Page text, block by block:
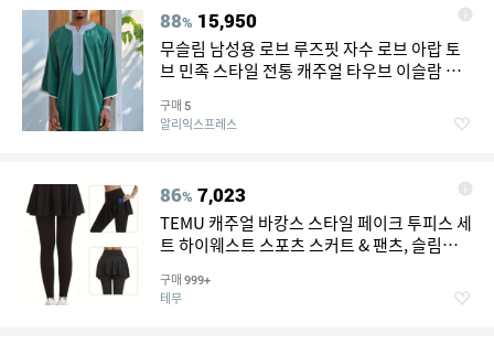
88% 15,950
무슬림 남성용 로브 루즈핏 자수 로브 아랍 토
브 민족 스타일 전통 캐주얼 타우브 이슬람 기
구매 5
알리익스프레스
86% 7,023
TEMU 캐주얼 바캉스 스타일 페이크 투피스 세
트 하이웨스트 스포츠 스커트 & 팬츠, 슬림핏,
바지
구매 999+
테무